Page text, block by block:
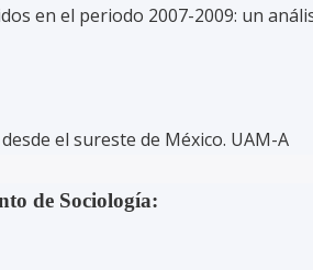
en el periodo 2007-2009: un
el sureste de México. UAM-A
de Sociología: